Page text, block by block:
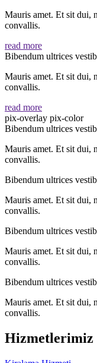
Mauris amet. Et sit dui,
convallis.
read more
Bibendum ultrices
Mauris amet. Et sit dui,
convallis.
read more
pix-overlay pix-color
Bibendum ultrices
Mauris amet. Et sit dui,
convallis.
Bibendum ultrices
Mauris amet. Et sit dui,
convallis.
Bibendum ultrices
Mauris amet. Et sit dui,
convallis.
Bibendum ultrices
Mauris amet. Et sit dui,
convallis.
Hizmetlerimiz